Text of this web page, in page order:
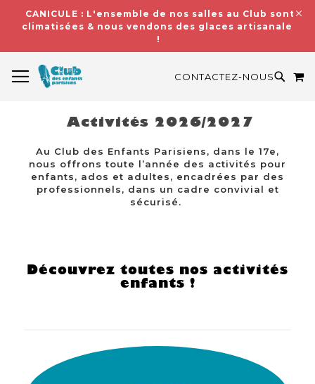
CANICULE : L'ensemble de nos salles au Club sont
climatisées & nous vendons des glaces artisanales
!
CONTACTEZ-NOUS
Activités 2026/2027
Au Club des Enfants Parisiens, dans le 17e,
nous offrons toute l’année des activités pour
enfants, ados et adultes, encadrées par des
professionnels, dans un cadre convivial et
sécurisé.
Découvrez toutes nos activités
enfants !